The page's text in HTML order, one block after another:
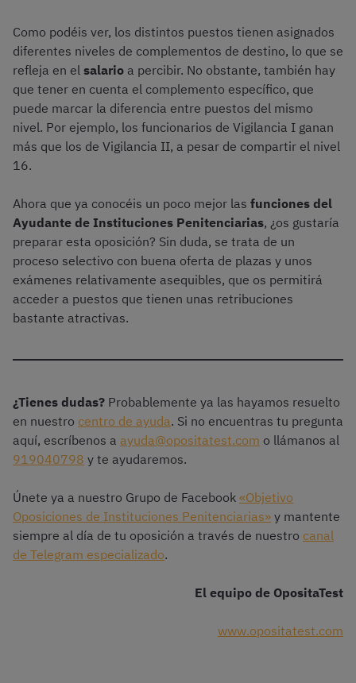
Como podéis ver, los distintos puestos tienen asignados
diferentes niveles de complementos de destino, lo que se
refleja en el salario a percibir. No obstante, también hay
que tener en cuenta el complemento específico, que
puede marcar la diferencia entre puestos del mismo
nivel. Por ejemplo, los funcionarios de Vigilancia I ganan
más que los de Vigilancia II, a pesar de compartir el nivel
16.
Ahora que ya conocéis un poco mejor las funciones del
Ayudante de Instituciones Penitenciarias, ¿os gustaría
preparar esta oposición? Sin duda, se trata de un
proceso selectivo con buena oferta de plazas y unos
exámenes relativamente asequibles, que os permitirá
acceder a puestos que tienen unas retribuciones
bastante atractivas.
¿Tienes dudas? Probablemente ya las hayamos resuelto
en nuestro centro de ayuda. Si no encuentras tu pregunta
aquí, escríbenos a ayuda@opositatest.com o llámanos al
919040798 y te ayudaremos.
Únete ya a nuestro Grupo de Facebook «Objetivo
Oposiciones de Instituciones Penitenciarias» y mantente
siempre al día de tu oposición a través de nuestro canal
de Telegram especializado.
El equipo de OpositaTest
www.opositatest.com